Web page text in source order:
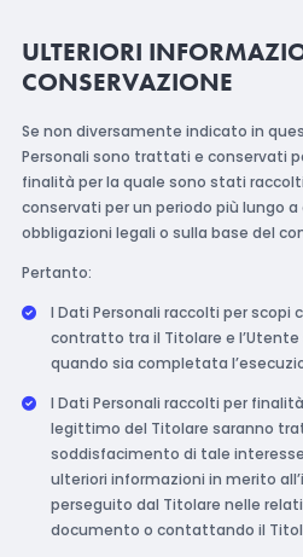
ULTERIORI
CONSERVAZIONE
Se non diversamente indicato in
Personali sono trattati e conservati
finalità per la quale sono stati
conservati per un periodo più lungo
obbligazioni legali o sulla base del
Pertanto:
I Dati Personali raccolti per scopi
contratto tra il Titolare e
quando sia completata
I Dati Personali raccolti per
legittimo del Titolare saranno
soddisfacimento di tale
ulteriori informazioni in merito
perseguito dal Titolare nelle
documento o contattando il